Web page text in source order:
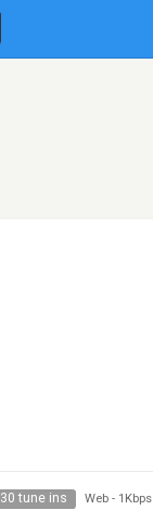
30 tune ins Web - 1Kbps